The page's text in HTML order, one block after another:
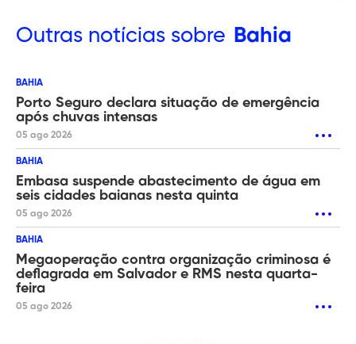
Outras notícias sobre Bahia
BAHIA
Porto Seguro declara situação de emergência
após chuvas intensas
05 ago 2026
BAHIA
Embasa suspende abastecimento de água em
seis cidades baianas nesta quinta
05 ago 2026
BAHIA
Megaoperação contra organização criminosa é
deflagrada em Salvador e RMS nesta quarta-
feira
05 ago 2026